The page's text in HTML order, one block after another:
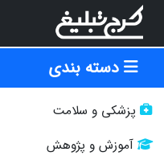
دسته بندی
پزشکی و سلامت
آموزش و پژوهش